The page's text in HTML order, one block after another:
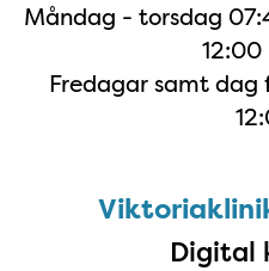
Måndag - torsdag
12:00
Fredagar samt
Söndrum sidfot
Digital